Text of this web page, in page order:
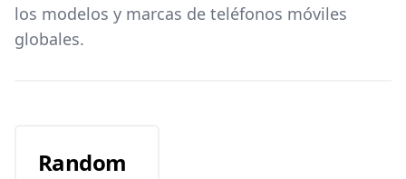
los modelos y marcas de teléfonos móviles
globales.
Random